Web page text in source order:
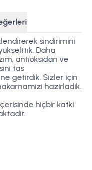
sindirimini
Daha
antioksidan ve
tas
getirdik. Sizler için
hazirladik.
hiçbir katki